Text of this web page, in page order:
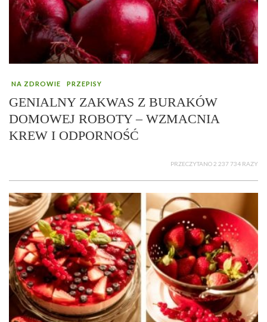
NA ZDROWIE PRZEPISY
GENIALNY ZAKWAS Z BURAKÓW
DOMOWEJ ROBOTY – WZMACNIA
KREW I ODPORNOŚĆ
PRZECZYTANO 2 237 734 RAZY